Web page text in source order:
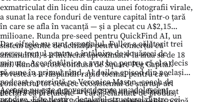
exmatriculat din liceu din cauza unei fotografii virale,
a sunat la rece fonduri de venture capital într-o țară
în care se afla în vacanță — și a plecat cu A$2,15
milioane. Runda pre-seed pentru QuickFind AI, un
sistem agentic de achiziții pentru comerțul cu
amănuntul, s-a încheiat aproximativ la ziua sa de 18
ani. Runda a fost condusă de Square Peg Capital.
Povestea s-a răspândit rapid tocmai pentru că a
concentrat tot ceea ce ecosistemul de startup-uri
declară că prețuiește — curaj, claritate de produs,
Dar cifrele nu sunt esențialul. Fuller a călătorit trei
ore cu trenul pentru o întâlnire de douăzeci de
minute. Acea întâlnire a avut loc pentru că el a decis
să sune în primul rând. Al doilea episod din același
podcast o prezintă pe Veronica Mason, coach de
performanță înaltă, care la 23 de ani și-a fracturat
Aceasta nu este o poveste despre un adolescent
prodige. Este despre decalajul structural dintre cei